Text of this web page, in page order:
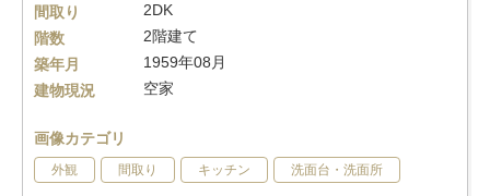
間取り
2DK
階数
2階建て
築年月
1959年08月
建物現況
空家
画像カテゴリ
外観 間取り キッチン 洗面台・洗面所